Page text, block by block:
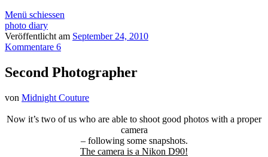
Menü schiessen
photo diary
Veröffentlicht am September 24, 2010
Kommentare 6
Second Photographer
von Midnight Couture
Now it’s two of us who are able to shoot good photos with a proper
camera
– following some snapshots.
The camera is a Nikon D90!